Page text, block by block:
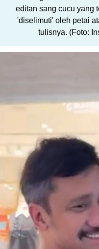
editan sang cucu yang
'diselimuti' oleh petai
tulisnya. (Foto: